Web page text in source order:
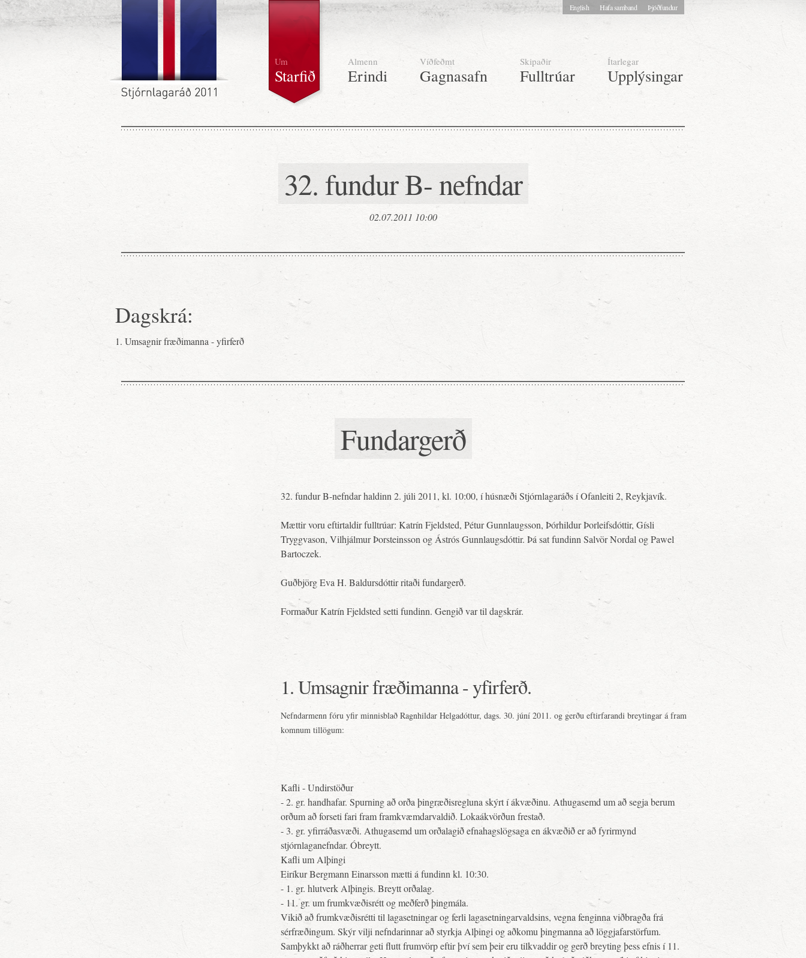
Um
Starfið
Almenn
Erindi
Víðfeðmt
Gagnasafn
Skipaðir
Fulltrúar
Ítarlegar
Upplýsingar
English Hafa samband Þjóðfundur
32. fundur B- nefndar
02.07.2011 10:00
Dagskrá:
1. Umsagnir fræðimanna - yfirferð
Fundargerð
32. fundur B-nefndar haldinn 2. júli 2011, kl. 10:00, í húsnæði Stjórnlagaráðs í Ofanleiti 2, Reykjavík.
Mættir voru eftirtaldir fulltrúar: Katrín Fjeldsted, Pétur Gunnlaugsson, Þórhildur Þorleifsdóttir, Gísli
Tryggvason, Vilhjálmur Þorsteinsson og Ástrós Gunnlaugsdóttir. Þá sat fundinn Salvör Nordal og Pawel
Bartoczek.
Guðbjörg Eva H. Baldursdóttir ritaði fundargerð.
Formaður Katrín Fjeldsted setti fundinn. Gengið var til dagskrár.
1. Umsagnir fræðimanna - yfirferð.
Nefndarmenn fóru yfir minnisblað Ragnhildar Helgadóttur, dags. 30. júní 2011. og gerðu eftirfarandi breytingar á fram
komnum tillögum:
Kafli - Undirstöður
- 2. gr. handhafar. Spurning að orða þingræðisregluna skýrt í ákvæðinu. Athugasemd um að segja berum
orðum að forseti fari fram framkvæmdarvaldið. Lokaákvörðun frestað.
- 3. gr. yfirráðasvæði. Athugasemd um orðalagið efnahagslögsaga en ákvæðið er að fyrirmynd
stjórnlaganefndar. Óbreytt.
Kafli um Alþingi
Eiríkur Bergmann Einarsson mætti á fundinn kl. 10:30.
- 1. gr. hlutverk Alþingis. Breytt orðalag.
- 11. gr. um frumkvæðisrétt og meðferð þingmála.
Vikið að frumkvæðisrétti til lagasetningar og ferli lagasetningarvaldsins, vegna fenginna viðbragða frá
sérfræðingum. Skýr vilji nefndarinnar að styrkja Alþingi og aðkomu þingmanna að löggjafarstörfum.
Samþykkt að ráðherrar geti flutt frumvörp eftir því sem þeir eru tilkvaddir og gerð breyting þess efnis í 11.